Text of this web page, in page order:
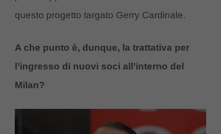
questo progetto targato Gerry Cardinale.
A che punto è, dunque, la trattativa per
l’ingresso di nuovi soci all’interno del
Milan?